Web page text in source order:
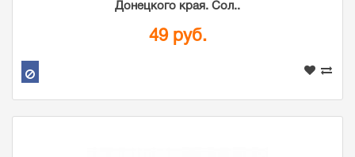
Донецкого края. Сол..
49 руб.